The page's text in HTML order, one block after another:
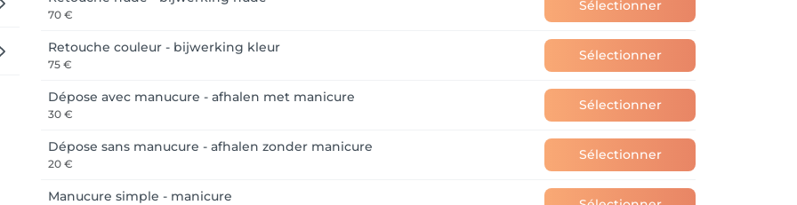
70 €
Sélectionner
Retouche couleur - bijwerking kleur
75 €
Sélectionner
Dépose avec manucure - afhalen met manicure
30 €
Sélectionner
Dépose sans manucure - afhalen zonder manicure
20 €
Sélectionner
Manucure simple - manicure